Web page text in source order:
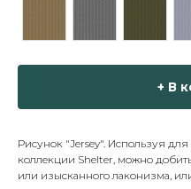
+ В
Рисунок "Jersey". Используя
коллекции Shelter, можно
или изысканного лаконизма,